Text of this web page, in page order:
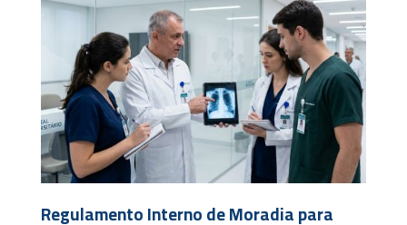
Regulamento Interno de Moradia para